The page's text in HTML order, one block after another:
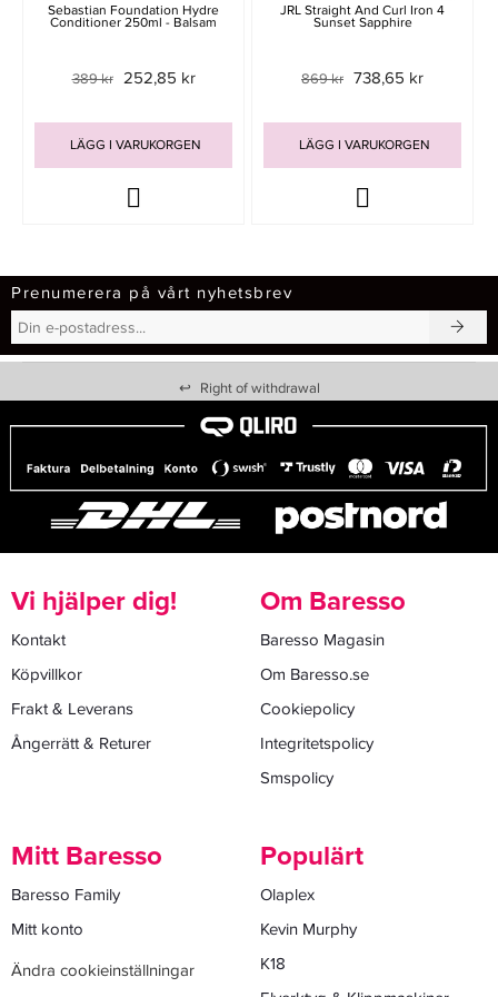
Sebastian Foundation Hydre
Conditioner 250ml - Balsam
389 kr 252,85 kr
LÄGG I VARUKORGEN
JRL Straight And Curl Iron 4
Sunset Sapphire
869 kr 738,65 kr
LÄGG I VARUKORGEN
Prenumerera på vårt nyhetsbrev
↩ Right of withdrawal
Vi hjälper dig!
Kontakt
Köpvillkor
Frakt & Leverans
Ångerrätt & Returer
Om Baresso
Baresso Magasin
Om Baresso.se
Cookiepolicy
Integritetspolicy
Smspolicy
Mitt Baresso
Baresso Family
Mitt konto
Ändra cookieinställningar
Populärt
Olaplex
Kevin Murphy
K18